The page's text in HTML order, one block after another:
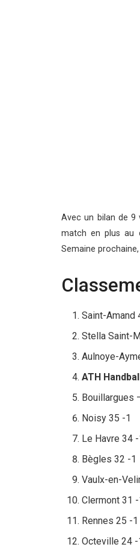
Avec un bilan de 9
match en plus au
Semaine
Saint-Amand
Stella Saint-
Aulnoye-
ATH
Bouillargues
Noisy 35 -1
Le Havre 34 -
Bègles 32 -1
Vaulx-en-
Clermont 31 -
Rennes 25 -1
Octeville 24 -